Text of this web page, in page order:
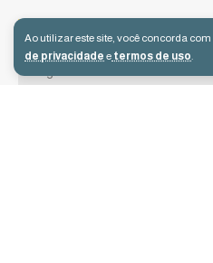
Ao utilizar este site, você concorda
de privacidade e termos de uso.